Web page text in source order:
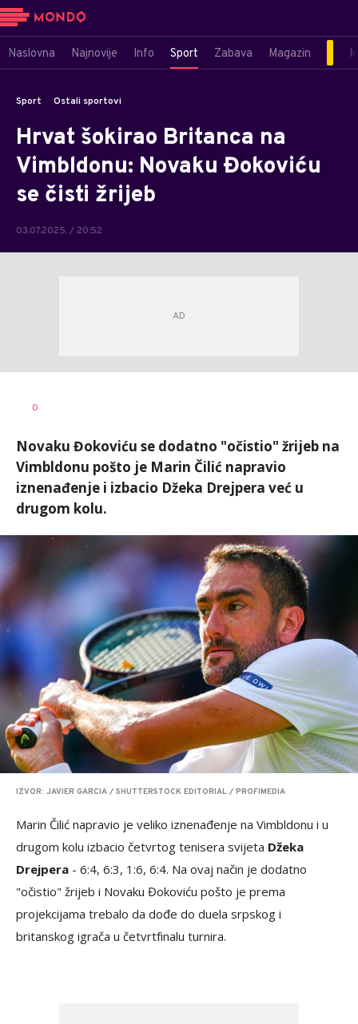
Naslovna Najnovije Info Sport Zabava Magazin
Sport Ostali sportovi
Hrvat šokirao Britanca na
Vimbldonu: Novaku Đokoviću
se čisti žrijeb
03.07.2025. / 20:52
AUTOR
0
Novaku Đokoviću se dodatno "očistio" žrijeb na
Vimbldonu pošto je Marin Čilić napravio
iznenađenje i izbacio Džeka Drejpera već u
drugom kolu.
IZVOR: JAVIER GARCIA / SHUTTERSTOCK EDITORIAL / PROFIMEDIA
Marin Čilić napravio je veliko iznenađenje na Vimbldonu i u
drugom kolu izbacio četvrtog tenisera svijeta Džeka
Drejpera - 6:4, 6:3, 1:6, 6:4. Na ovaj način je dodatno
"očistio" žrijeb i Novaku Đokoviću pošto je prema
projekcijama trebalo da dođe do duela srpskog i
britanskog igrača u četvrtfinalu turnira.